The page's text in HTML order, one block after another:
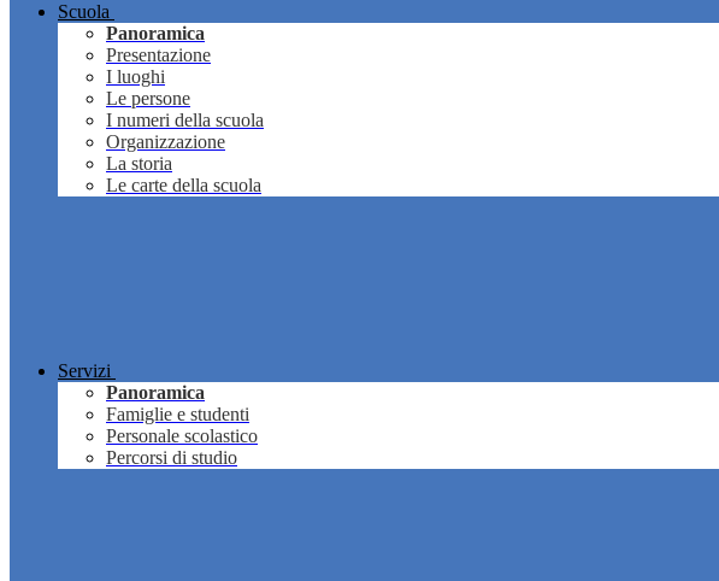
Scuola
Panoramica
Presentazione
I luoghi
Le persone
I numeri della scuola
Organizzazione
La storia
Le carte della scuola
Servizi
Panoramica
Famiglie e studenti
Personale scolastico
Percorsi di studio